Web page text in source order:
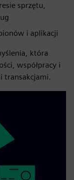
sprzętu,
i aplikacji
która
współpracy i
transakcjami.